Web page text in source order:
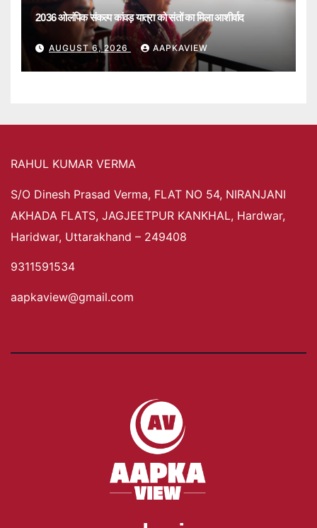
2036 ओलंपिक संकल्प कांवड़ यात्रा को संतों का मिला आशीर्वाद
AUGUST 6, 2026 AAPKAVIEW
RAHUL KUMAR VERMA
S/O Dinesh Prasad Verma, FLAT NO 54, NIRANJANI
AKHADA FLATS, JAGJEETPUR KANKHAL, Hardwar,
Haridwar, Uttarakhand – 249408
9311591534
aapkaview@gmail.com